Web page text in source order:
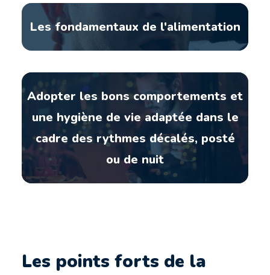
Les fondamentaux de l'alimentation
Adopter les bons comportements et
une hygiène de vie adaptée dans le
cadre des rythmes décalés, posté
ou de nuit
Les points forts de la